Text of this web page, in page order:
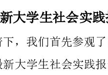
地，以下是出guo的最新大学生社会实践报告，欢迎参考，请点击
x月22日，一改昨日的电闪雷鸣，大雨倾盆，一大早，刺眼的